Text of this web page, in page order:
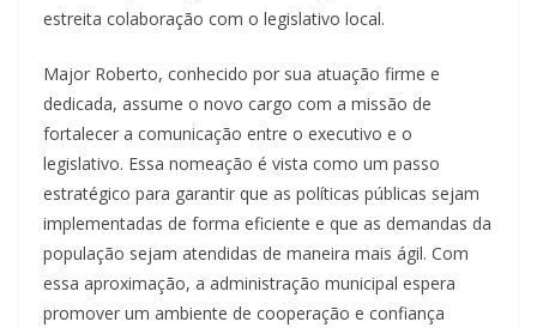
estreita colaboração com o legislativo local.
Major Roberto, conhecido por sua atuação firme e
dedicada, assume o novo cargo com a missão de
fortalecer a comunicação entre o executivo e o
legislativo. Essa nomeação é vista como um passo
estratégico para garantir que as políticas públicas sejam
implementadas de forma eficiente e que as demandas da
população sejam atendidas de maneira mais ágil. Com
essa aproximação, a administração municipal espera
promover um ambiente de cooperação e confiança